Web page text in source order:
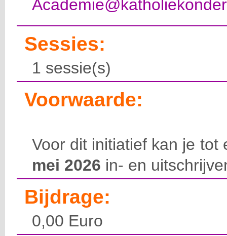
Sessies:
1 sessie(s)
Voorwaarde:
Voor dit initiatief kan je tot
mei 2026 in- en
Bijdrage:
0,00 Euro